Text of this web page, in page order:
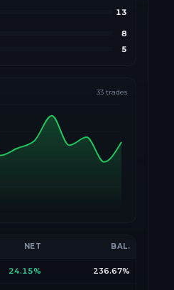
13
8
5
33 trades
NET BAL.
24.15% 236.67%